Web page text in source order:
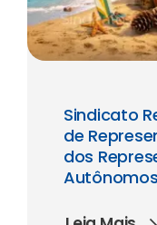
Sindicato
de
dos
Autônomos